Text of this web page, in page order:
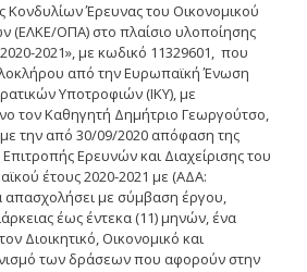
και
2020
Κονδυλίων Έρευνας του Οικονομικού
(ΕΛΚΕ/ΟΠΑ) στο πλαίσιο υλοποίησης
2021», με κωδικό 11329601, που
από την Ευρωπαϊκή Ένωση
Υποτροφιών (ΙΚΥ), με
τον Καθηγητή Δημήτριο Γεωργούτσο,
την από 30/09/2020 απόφαση της
Ερευνών και Διαχείρισης του
έτους 2020-2021 με (ΑΔΑ:
με σύμβαση έργου,
έως έντεκα (11) μηνών, ένα
Διοικητικό, Οικονομικό και
των δράσεων που αφορούν στην